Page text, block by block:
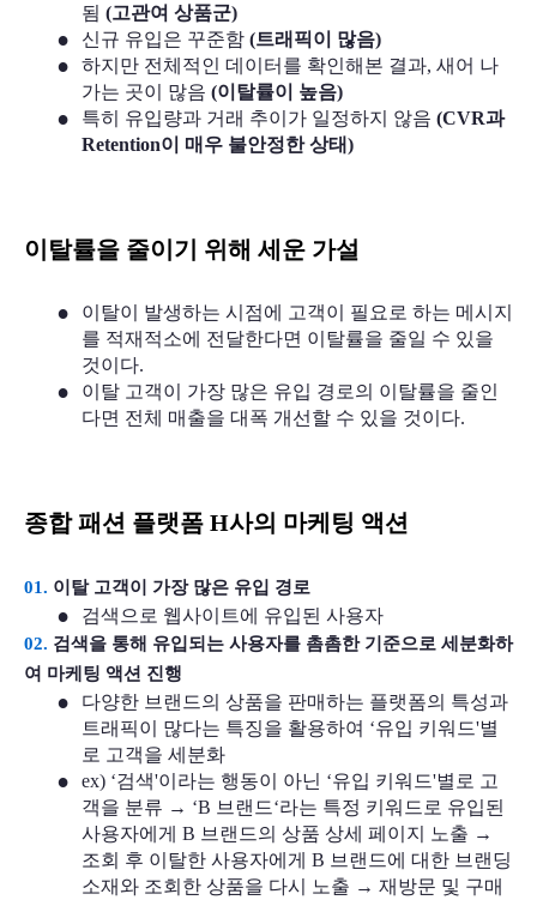
됨 (고관여 상품군)
신규 유입은 꾸준함 (트래픽이 많음)
하지만 전체적인 데이터를 확인해본 결과, 새어 나
가는 곳이 많음 (이탈률이 높음)
특히 유입량과 거래 추이가 일정하지 않음 (CVR과
Retention이 매우 불안정한 상태)
이탈률을 줄이기 위해 세운 가설
이탈이 발생하는 시점에 고객이 필요로 하는 메시지
를 적재적소에 전달한다면 이탈률을 줄일 수 있을
것이다.
이탈 고객이 가장 많은 유입 경로의 이탈률을 줄인
다면 전체 매출을 대폭 개선할 수 있을 것이다.
종합 패션 플랫폼 H사의 마케팅 액션
01. 이탈 고객이 가장 많은 유입 경로
검색으로 웹사이트에 유입된 사용자
02. 검색을 통해 유입되는 사용자를 촘촘한 기준으로 세분화하
여 마케팅 액션 진행
다양한 브랜드의 상품을 판매하는 플랫폼의 특성과
트래픽이 많다는 특징을 활용하여 ‘유입 키워드'별
로 고객을 세분화
ex) ‘검색'이라는 행동이 아닌 ‘유입 키워드'별로 고
객을 분류 → ‘B 브랜드‘라는 특정 키워드로 유입된
사용자에게 B 브랜드의 상품 상세 페이지 노출 →
조회 후 이탈한 사용자에게 B 브랜드에 대한 브랜딩
소재와 조회한 상품을 다시 노출 → 재방문 및 구매